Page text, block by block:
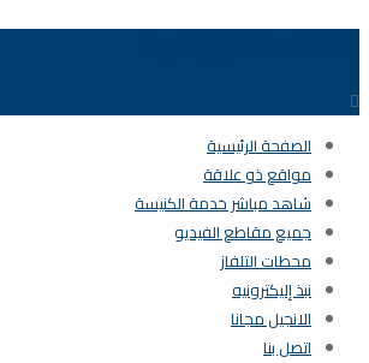
القائمة الرئيسية
الصفحة الرئيسية
مواقع ذو علاقة
شاهد مباشر خدمة الكنيسة
جميع مقاطع الفيديو
محطات التلفاز
نبذ إليكترونيه
الانجيل مجانا
اتصل بنا